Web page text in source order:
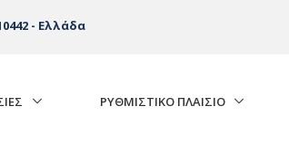
- Ελλάδα
ΡΥΘΜΙΣΤΙΚΟ ΠΛΑΙΣΙΟ